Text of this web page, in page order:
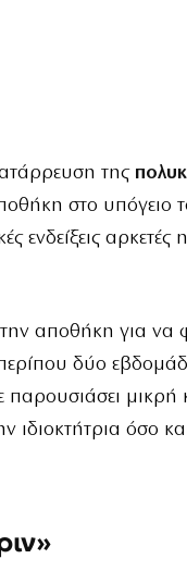
της
στο υπόγειο
ενδείξεις
αποθήκη για να
δύο
παρουσιάσει μικρή
ιδιοκτήτρια όσο